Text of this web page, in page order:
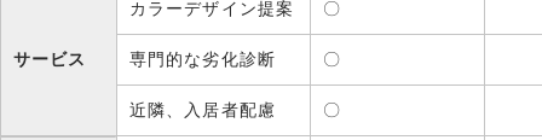
カラーデザイン提案 〇
サービス 専門的な劣化診断 〇
近隣、入居者配慮 〇